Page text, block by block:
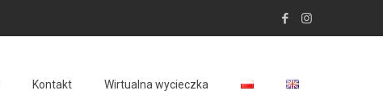
Kontakt Wirtualna wycieczka